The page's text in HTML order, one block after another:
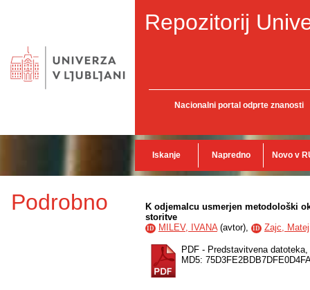
Repozitorij
Nacionalni portal odprte znanosti
Iskanje Napredno Novo v
Podrobno
K odjemalcu usmerjen metodološki
storitve
ID MILEV, IVANA(avtor), ID Zajc, Matej
PDF - Predstavitvena datoteka,
MD5: